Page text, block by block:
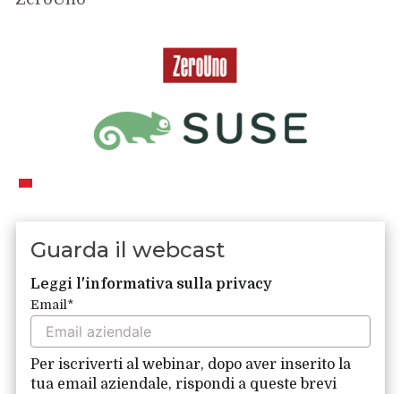
Guarda il webcast
Leggi l'informativa sulla privacy
Email *
Per iscriverti al webinar, dopo aver inserito la
tua email aziendale, rispondi a queste brevi